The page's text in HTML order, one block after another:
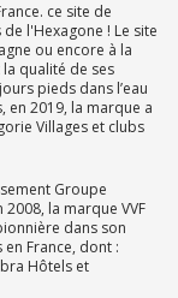
ce site de
l'Hexagone ! Le site
ou encore à la
qualité de ses
pieds dans l’eau
en 2019, la marque a
Villages et clubs
Groupe
2008, la marque VVF
dans son
France, dont :
Hôtels et